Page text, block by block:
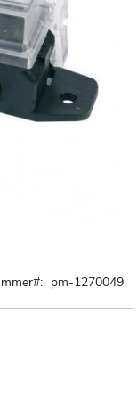
pm-1270049